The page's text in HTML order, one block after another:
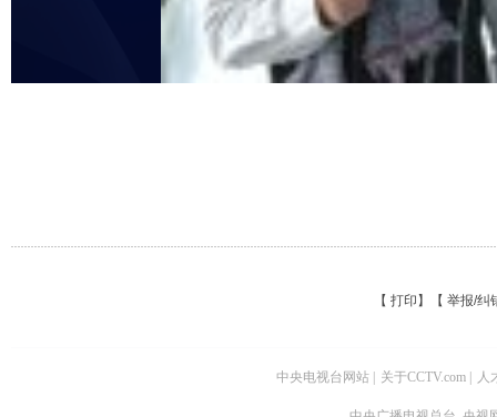
【 打印 】【 举报/纠
中央电视台网站 关于CCTV.com 人